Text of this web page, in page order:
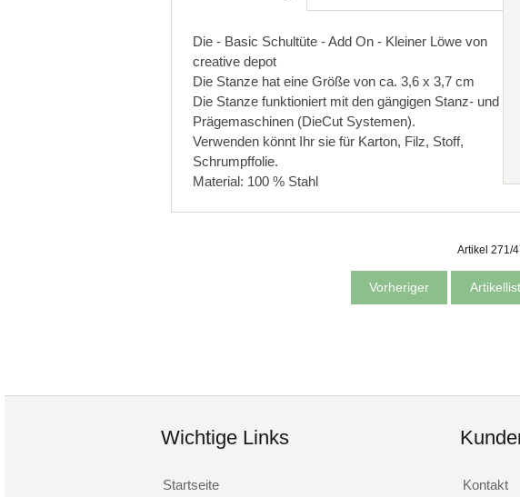
Die - Basic Schultüte - Add On - Kleiner Löwe von
creative depot
Die Stanze hat eine Größe von ca. 3,6 x 3,7 cm
Die Stanze funktioniert mit den gängigen Stanz- und
Prägemaschinen (DieCut Systemen).
Verwenden könnt Ihr sie für Karton, Filz, Stoff,
Schrumpffolie.
Material: 100 % Stahl
Artikel 271/
Vorheriger
Wichtige Links
Startseite Kontakt